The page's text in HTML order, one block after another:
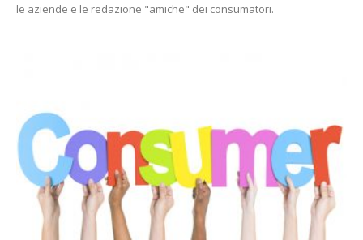
le aziende e le redazione "amiche" dei consumatori.